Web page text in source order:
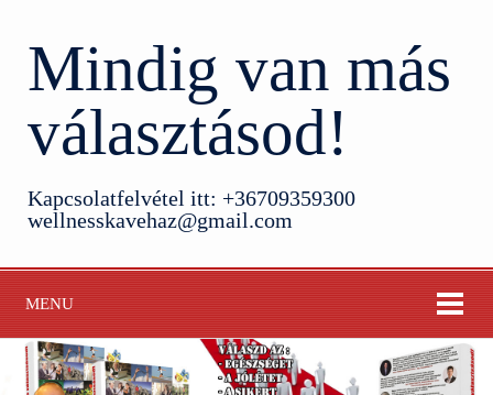
Mindig van más
választásod!
Kapcsolatfelvétel itt: +36709359300
wellnesskavehaz@gmail.com
MENU